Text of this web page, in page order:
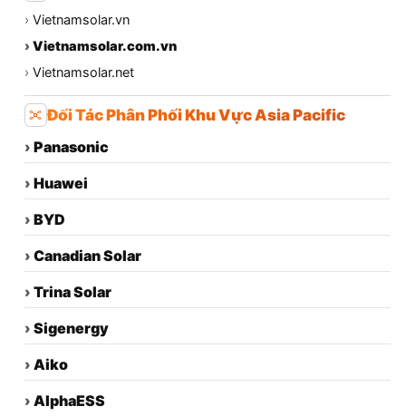
› Vietnamsolar.vn
› Vietnamsolar.com.vn
› Vietnamsolar.net
Đối Tác Phân Phối Khu Vực Asia Pacific
› Panasonic
› Huawei
› BYD
› Canadian Solar
› Trina Solar
› Sigenergy
› Aiko
› AlphaESS